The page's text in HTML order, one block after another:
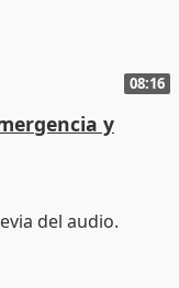
08:16
y